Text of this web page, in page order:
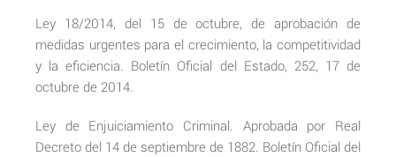
Ley 18/2014, del 15 de octubre, de aprobación de
medidas urgentes para el crecimiento, la competitividad
y la eficiencia. Boletín Oficial del Estado, 252, 17 de
octubre de 2014.
Ley de Enjuiciamiento Criminal. Aprobada por Real
Decreto del 14 de septiembre de 1882. Boletín Oficial del